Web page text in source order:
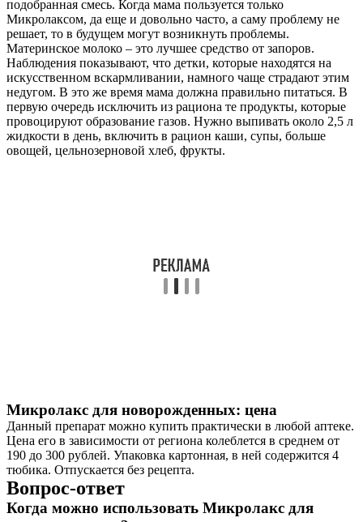
подобранная смесь. Когда мама пользуется только
Микролаксом, да еще и довольно часто, а саму проблему не
решает, то в будущем могут возникнуть проблемы.
Материнское молоко – это лучшее средство от запоров.
Наблюдения показывают, что детки, которые находятся на
искусственном вскармливании, намного чаще страдают этим
недугом. В это же время мама должна правильно питаться. В
первую очередь исключить из рациона те продукты, которые
провоцируют образование газов. Нужно выпивать около 2,5 л
жидкости в день, включить в рацион каши, супы, больше
овощей, цельнозерновой хлеб, фрукты.
Микролакс для новорожденных: цена
Данный препарат можно купить практически в любой аптеке.
Цена его в зависимости от региона колеблется в среднем от
190 до 300 рублей. Упаковка картонная, в ней содержится 4
тюбика. Отпускается без рецепта.
Вопрос-ответ
Когда можно использовать Микролакс для